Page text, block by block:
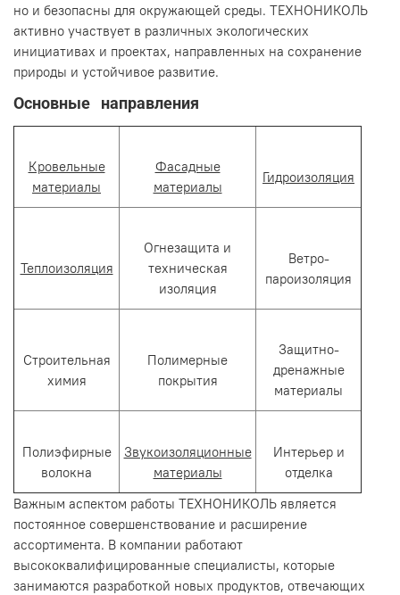
но и безопасны для окружающей среды. ТЕХНОНИКОЛЬ
активно участвует в различных экологических
инициативах и проектах, направленных на сохранение
природы и устойчивое развитие.
Основные направления
Кровельные
материалы
Фасадные
материалы
Гидроизоляция
Теплоизоляция
Огнезащита и
техническая
изоляция
Ветро-
пароизоляция
Строительная
химия
Полимерные
покрытия
Защитно-
дренажные
материалы
Полиэфирные
волокна
Звукоизоляционные
материалы
Интерьер и
отделка
Важным аспектом работы ТЕХНОНИКОЛЬ является
постоянное совершенствование и расширение
ассортимента. В компании работают
высококвалифицированные специалисты, которые
занимаются разработкой новых продуктов, отвечающих